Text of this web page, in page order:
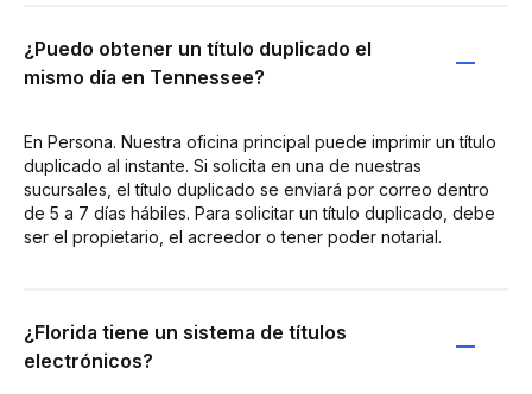
¿Puedo obtener un título duplicado el
mismo día en Tennessee?
En Persona. Nuestra oficina principal puede imprimir un título
duplicado al instante. Si solicita en una de nuestras
sucursales, el título duplicado se enviará por correo dentro
de 5 a 7 días hábiles. Para solicitar un título duplicado, debe
ser el propietario, el acreedor o tener poder notarial.
¿Florida tiene un sistema de títulos
electrónicos?